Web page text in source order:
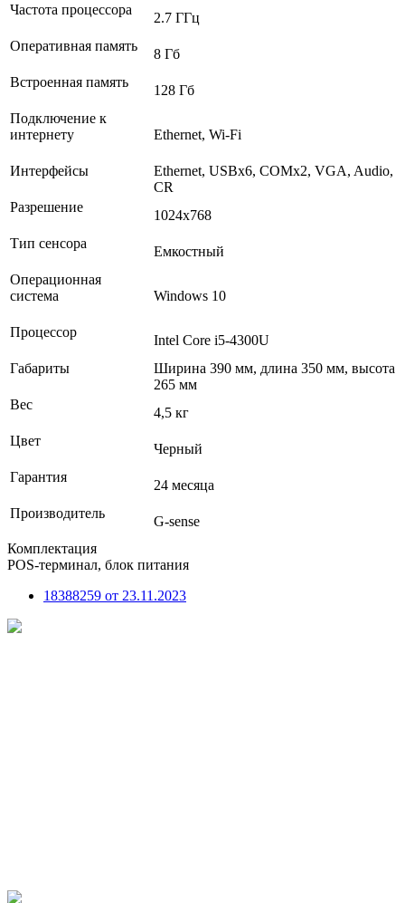
Частота процессора
2.7 ГГц
Оперативная память
8 Гб
Встроенная память
128 Гб
Подключение к
интернету
Ethernet, Wi-Fi
Интерфейсы
Ethernet, USBх6, COMх2, VGA, Audio,
CR
Разрешение
1024x768
Тип сенсора
Емкостный
Операционная
система
Windows 10
Процессор
Intel Core i5-4300U
Габариты
Ширина 390 мм, длина 350 мм, высота
265 мм
Вес
4,5 кг
Цвет
Черный
Гарантия
24 месяца
Производитель
G-sense
Комплектация
POS-терминал, блок питания
18388259 от 23.11.2023